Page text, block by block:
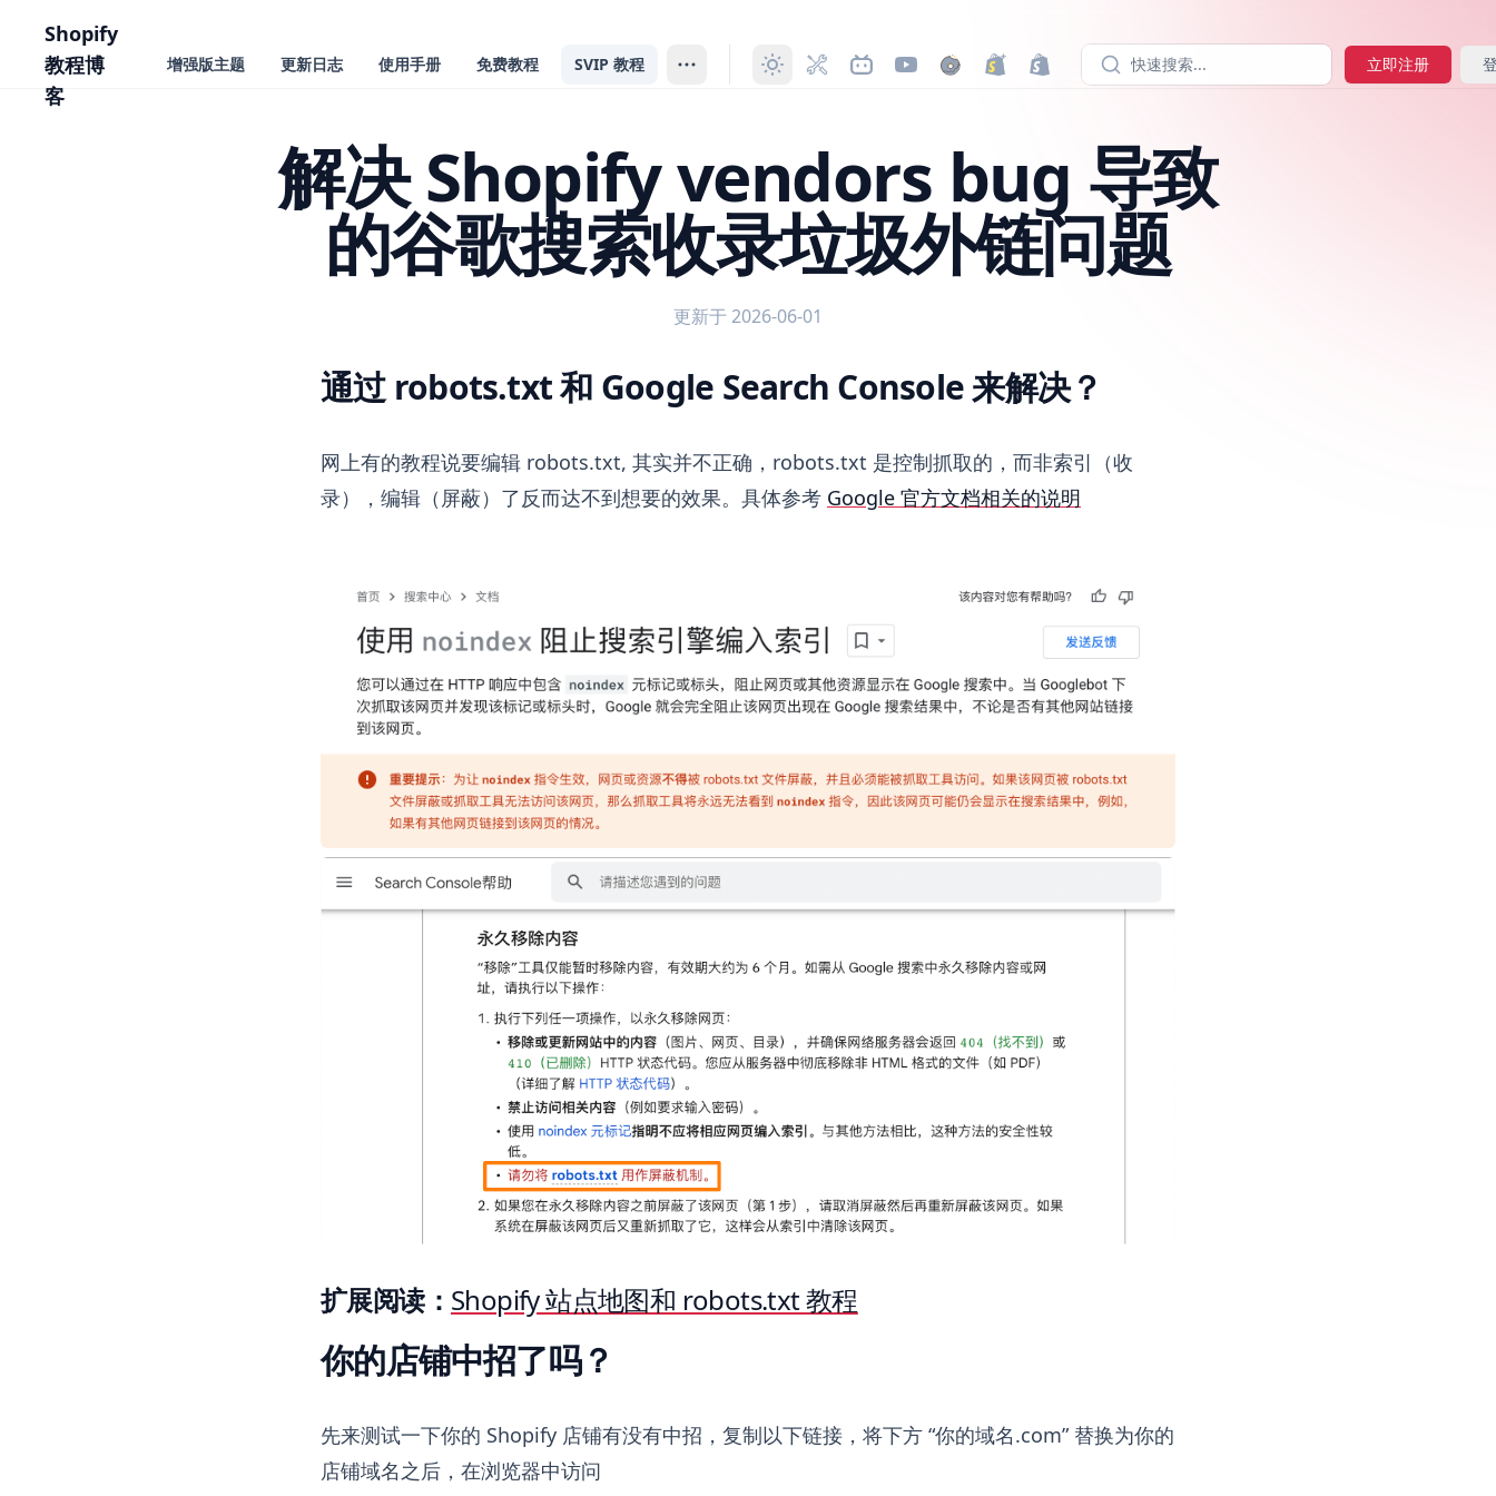
要内容Shopify
教程博
客
增强版主题 更新日志 使用手册 免费教程 SVIP 教程 快速搜索... 立即注册
解决 Shopify vendors bug 导致
的谷歌搜索收录垃圾外链问题
更新于 2026-06-01
解决 Shopify vendors bug 导致的谷歌搜索收录垃圾外链问题
通过 robots.txt 和 Google Search Console 来解决？
网上有的教程说要编辑 robots.txt, 其实并不正确，robots.txt 是控制抓取的，而非索引（收
录），编辑（屏蔽）了反而达不到想要的效果。具体参考 Google 官方文档相关的说明
扩展阅读： Shopify 站点地图和 robots.txt 教程
你的店铺中招了吗？
先来测试一下你的 Shopify 店铺有没有中招，复制以下链接，将下方 “你的域名.com” 替换为你的
店铺域名之后，在浏览器中访问